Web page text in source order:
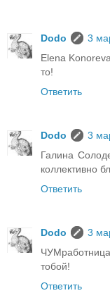
Dodo
3
Elena
то!
Ответить
Dodo
3
Галина
коллективно
Ответить
Dodo
3
тобой!
Ответить